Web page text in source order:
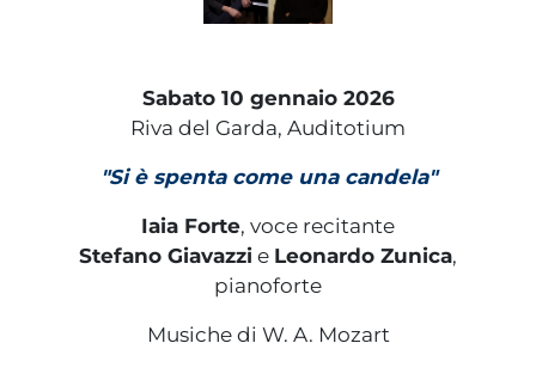
Sabato 10 gennaio 2026
Riva del Garda, Auditotium
"Si è spenta come una candela"
Iaia Forte, voce recitante
Stefano Giavazzi e Leonardo Zunica,
pianoforte
Musiche di W. A. Mozart